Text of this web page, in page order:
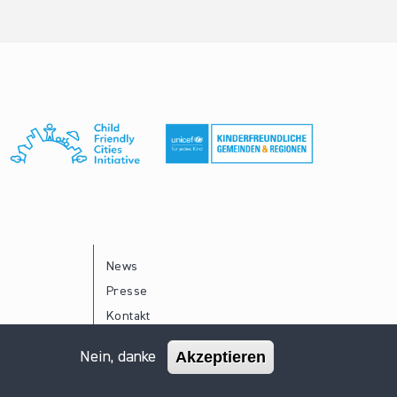
News
Presse
Kontakt
Impressum Datenschutz
Nein, danke Akzeptieren